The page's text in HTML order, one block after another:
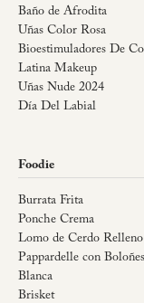
Baño de Afrodita
Uñas Color Rosa
Bioestimuladores De
Latina Makeup
Uñas Nude 2024
Día Del Labial
Foodie
Burrata Frita
Ponche Crema
Lomo de Cerdo Relleno
Pappardelle con
Blanca
Brisket